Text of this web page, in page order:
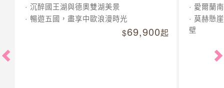
沉醉國王湖與德奧雙湖美景
暢遊五國，盡享中歐浪漫時光
69,900起
愛爾蘭
莫赫懸
壁